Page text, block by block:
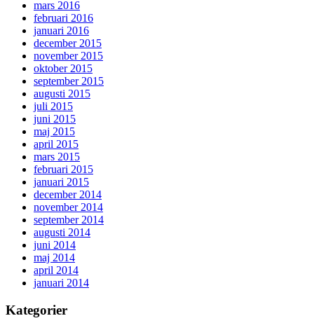
mars 2016
februari 2016
januari 2016
december 2015
november 2015
oktober 2015
september 2015
augusti 2015
juli 2015
juni 2015
maj 2015
april 2015
mars 2015
februari 2015
januari 2015
december 2014
november 2014
september 2014
augusti 2014
juni 2014
maj 2014
april 2014
januari 2014
Kategorier